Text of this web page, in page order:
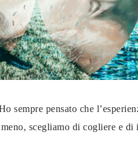
sempre pensato che
scegliamo di cogliere e di